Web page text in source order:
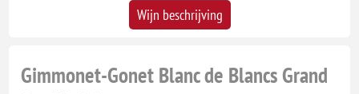
Wijn beschrijving
Gimmonet-Gonet Blanc de Blancs Grand